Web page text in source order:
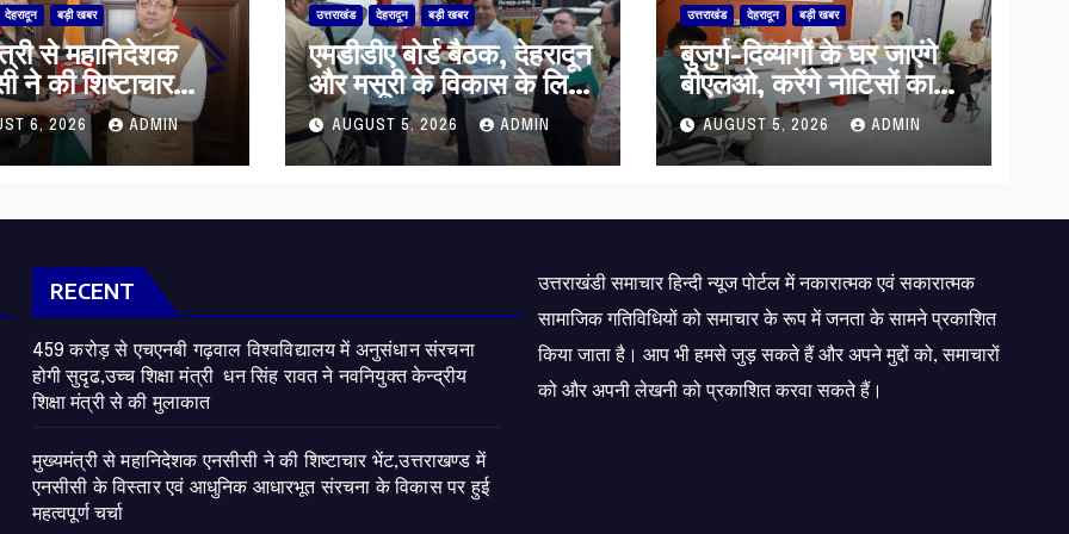
देहरादून बड़ी खबर
से महानिदेशक
ने की शिष्टाचार
में एनसीसी के
एवं आधुनिक
संरचना के विकास
6, 2026 ADMIN
उत्तराखंड देहरादून बड़ी खबर
एमडीडीए बोर्ड बैठक, देहरादून
और मसूरी के विकास के लिए
25 बड़े प्रस्तावों को मिली
हरी झंडी
AUGUST 5, 2026 ADMIN
उत्तराखंड देहरादून बड़ी खबर
बुजुर्ग-दिव्यांगों के घर जाएंगे
बीएलओ, करेंगे नोटिसों का
निस्तारण
AUGUST 5, 2026 ADMIN
RECENT
459 करोड़ से एचएनबी गढ़वाल विश्वविद्यालय में अनुसंधान संरचना
होगी सुदृढ,उच्च शिक्षा मंत्री धन सिंह रावत ने नवनियुक्त केन्द्रीय
शिक्षा मंत्री से की मुलाकात
मुख्यमंत्री से महानिदेशक एनसीसी ने की शिष्टाचार भेंट,उत्तराखण्ड में
एनसीसी के विस्तार एवं आधुनिक आधारभूत संरचना के विकास पर हुई
महत्वपूर्ण चर्चा
उत्तराखंडी समाचार हिन्दी न्यूज पोर्टल में नकारात्मक एवं सकारात्मक
सामाजिक गतिविधियों को समाचार के रूप में जनता के सामने प्रकाशित
किया जाता है। आप भी हमसे जुड़ सकते हैं और अपने मुद्दों को, समाचारों
को और अपनी लेखनी को प्रकाशित करवा सकते हैं।